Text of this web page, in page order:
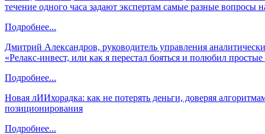
течение одного часа задают экспертам самые разные вопросы
Подробнее...
Дмитрий Александров, руководитель управления
«Релакс-инвест, или как я перестал бояться и полюбил
Подробнее...
Новая лИИхорадка: как не потерять деньги, доверяя
позиционирования
Подробнее...